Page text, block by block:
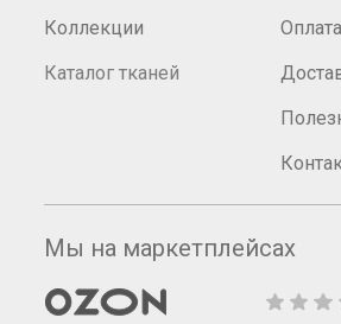
Коллекции
Каталог тканей
Оплата
Мы на маркетплейсах